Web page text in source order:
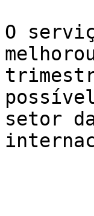
O
setor